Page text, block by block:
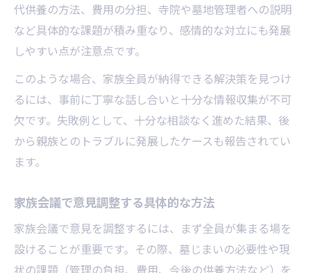
代供養の方法、費用の分担、寺院や墓地管理者への説明
など具体的な課題が積み重なり、感情的な対立にも発展
しやすい点が注意点です。
このような場合、家族全員が納得できる解決策を見つけ
るには、事前に丁寧な話し合いと十分な情報収集が不可
欠です。失敗例として、十分な相談なく進めた結果、後
から親族とのトラブルに発展したケースも報告されてい
ます。
家族会議で意見調整する具体的な方法
家族会議で意見を調整するには、まず全員が集まる場を
設けることが重要です。その際、墓じまいの必要性や現
状の課題（管理の負担、費用、今後の供養方法など）を